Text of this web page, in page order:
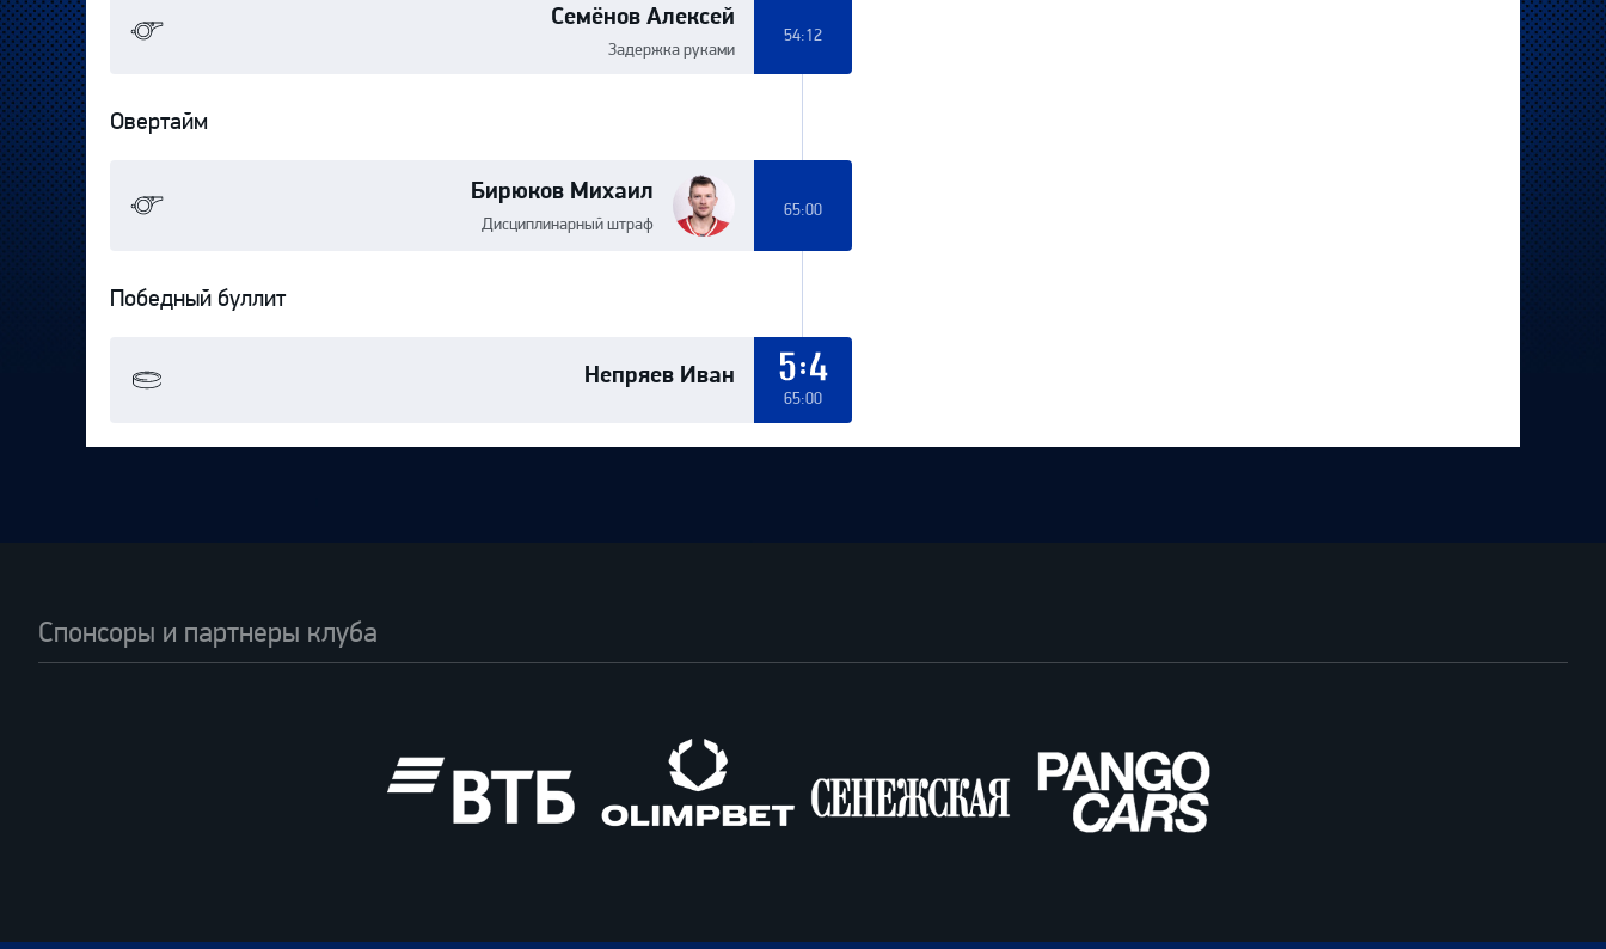
Семёнов Алексей
Задержка руками
54:12
Овертайм
Бирюков Михаил
Дисциплинарный штраф
65:00
Победный буллит
Непряев Иван 5:4
65:00
Спонсоры и партнеры клуба